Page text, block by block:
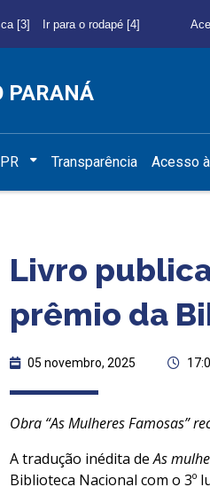
[3] Ir para o rodapé [4]
PARANÁ
Transparência Acesso
Livro
prêmio da
05 novembro, 2025
Obra “As Mulheres Famosas”
A tradução inédita deAs
Biblioteca Nacional com o 3º